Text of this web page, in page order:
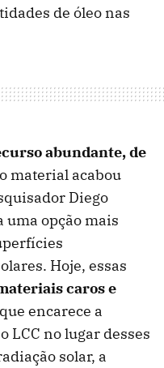
de óleo nas
abundante, de
material acabou
Diego
uma opção mais
Hoje, essas
caros e
encarece a
LCC no lugar desses
solar, a